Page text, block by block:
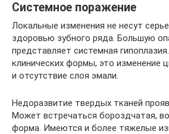
Системное поражение
Локальные изменения не несут
здоровью зубного ряда. Большую
представляет системная
клинических формы, это изменение
и отсутствие слоя эмали.
Недоразвитие твердых тканей
Может встречаться бороздчатая,
форма. Имеются и более тяжелые